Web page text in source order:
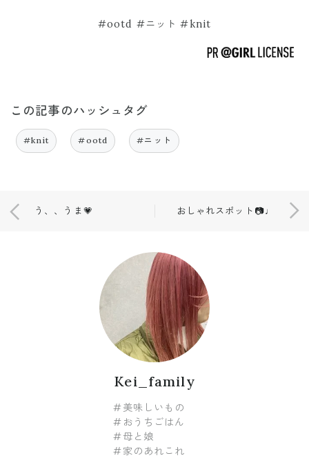
#ootd #ニット #knit
この記事のハッシュタグ
#knit #ootd #ニット
う、、うま💗 おしゃれスポット📷♩
Kei_family
#美味しいもの
#おうちごはん
#母と娘
#家のあれこれ